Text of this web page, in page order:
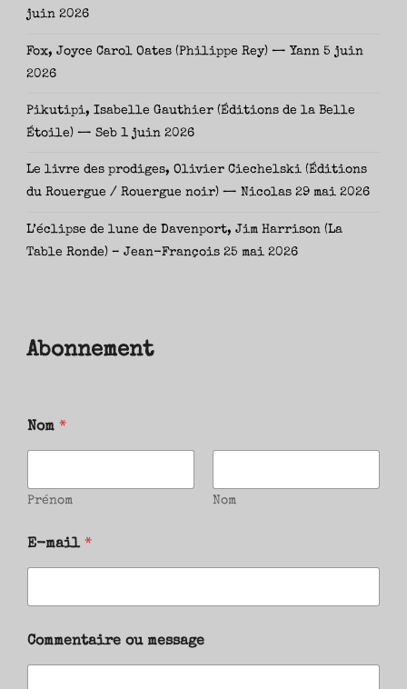
juin 2026
Fox, Joyce Carol Oates (Philippe Rey) — Yann 5 juin
2026
Pikutipi, Isabelle Gauthier (Éditions de la Belle
Étoile) — Seb 1 juin 2026
Le livre des prodiges, Olivier Ciechelski (Éditions
du Rouergue / Rouergue noir) — Nicolas 29 mai 2026
L’éclipse de lune de Davenport, Jim Harrison (La
Table Ronde) – Jean-François 25 mai 2026
Abonnement
Nom *
Prénom Nom
E-mail *
Commentaire ou message